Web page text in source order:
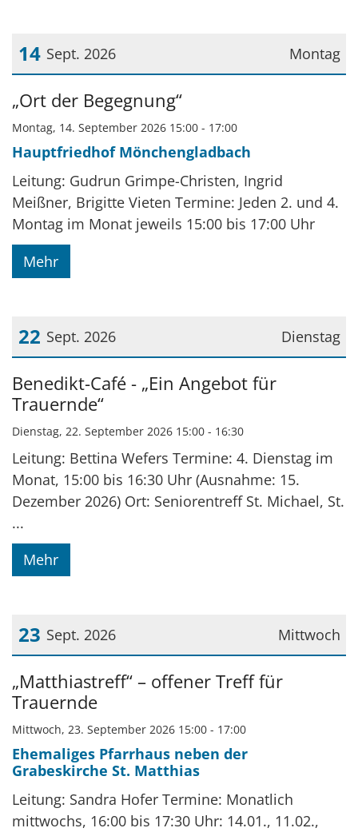
Montag
14 Sept. 2026
Datum: 14. September 2026
„Ort der Begegnung“
Montag, 14. September 2026 15:00 - 17:00
Hauptfriedhof Mönchengladbach
Leitung: Gudrun Grimpe-Christen, Ingrid
Meißner, Brigitte Vieten Termine: Jeden 2. und 4.
Montag im Monat jeweils 15:00 bis 17:00 Uhr
Mehr
Dienstag
22 Sept. 2026
Datum: 22. September 2026
Benedikt-Café - „Ein Angebot für
Trauernde“
Dienstag, 22. September 2026 15:00 - 16:30
Leitung: Bettina Wefers Termine: 4. Dienstag im
Monat, 15:00 bis 16:30 Uhr (Ausnahme: 15.
Dezember 2026) Ort: Seniorentreff St. Michael, St.
...
Mehr
Mittwoch
23 Sept. 2026
Datum: 23. September 2026
„Matthiastreff“ – offener Treff für
Trauernde
Mittwoch, 23. September 2026 15:00 - 17:00
Ehemaliges Pfarrhaus neben der
Grabeskirche St. Matthias
Leitung: Sandra Hofer Termine: Monatlich
mittwochs, 16:00 bis 17:30 Uhr: 14.01., 11.02.,